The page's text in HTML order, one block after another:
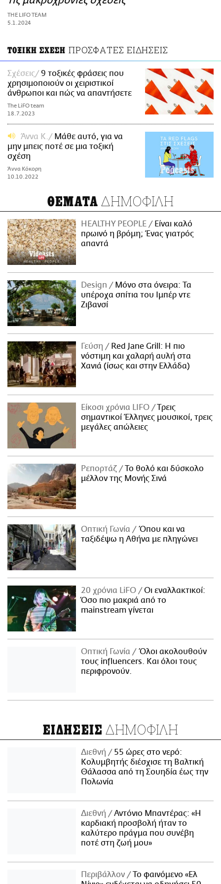
ΑΜΠΑ
PRINT
THE LIFO TEAM
5.1.2024
ΤΟΞΙΚΗ ΣΧΕΣΗ ΠΡΟΣΦΑΤΕΣ ΕΙΔΗΣΕΙΣ
Σχέσεις
9 τοξικές φράσεις που
χρησιμοποιούν οι χειριστικοί
άνθρωποι και πώς να απαντήσετε
The LiFO team
18.7.2023
Άννα Κ.
Μάθε αυτό, για να
μην μπεις ποτέ σε μια τοξική
σχέση
Άννα Κόκορη
10.10.2022
ΘΕΜΑΤΑ ΔΗΜΟΦΙΛΗ
HEALTHY PEOPLE
Είναι καλό
πρωινό η βρόμη; Ένας γιατρός
απαντά
Design
Μόνο στα όνειρα: Τα
υπέροχα σπίτια του Ιμπέρ ντε
Ζιβανσί
Γεύση
Red Jane Grill: Η πιο
νόστιμη και χαλαρή αυλή στα
Χανιά (ίσως και στην Ελλάδα)
Είκοσι χρόνια LIFO
Tρεις
σημαντικοί Έλληνες μουσικοί, τρεις
μεγάλες απώλειες
Ρεπορτάζ
Το θολό και δύσκολο
μέλλον της Μονής Σινά
Οπτική Γωνία
Όπου και να
ταξιδέψω η Αθήνα με πληγώνει
20 χρόνια LiFO
Οι εναλλακτικοί:
Όσο πιο μακριά από το
mainstream γίνεται
Οπτική Γωνία
Όλοι ακολουθούν
τους influencers. Και όλοι τους
περιφρονούν.
ΕΙΔΗΣΕΙΣ ΔΗΜΟΦΙΛΗ
Διεθνή
55 ώρες στο νερό:
Κολυμβητής διέσχισε τη Βαλτική
Θάλασσα από τη Σουηδία έως την
Πολωνία
Διεθνή
Αντόνιο Μπαντέρας: «Η
καρδιακή προσβολή ήταν το
καλύτερο πράγμα που συνέβη
ποτέ στη ζωή μου»
Περιβάλλον
Το φαινόμενο «Ελ